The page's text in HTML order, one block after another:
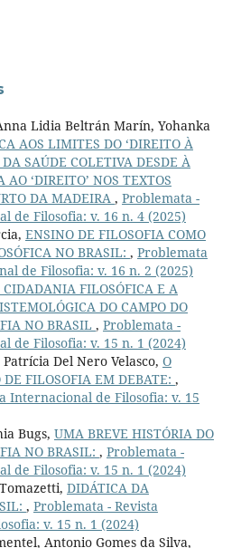
Lidia Beltrán Marín, Yohanka
AOS LIMITES DO ‘DIREITO À
SAÚDE COLETIVA DESDE À
‘DIREITO’ NOS TEXTOS
DA MADEIRA , Problemata -
de Filosofia: v. 16 n. 4 (2025)
ENSINO DE FILOSOFIA COMO
NO BRASIL: , Problemata
de Filosofia: v. 16 n. 2 (2025)
CIDADANIA FILOSÓFICA E A
DO CAMPO DO
NO BRASIL , Problemata -
de Filosofia: v. 15 n. 1 (2024)
Del Nero Velasco, O
FILOSOFIA EM DEBATE: ,
Internacional de Filosofia: v. 15
Bugs, UMA BREVE HISTÓRIA DO
NO BRASIL: , Problemata -
de Filosofia: v. 15 n. 1 (2024)
DIDÁTICA DA
, Problemata - Revista
v. 15 n. 1 (2024)
Antonio Gomes da Silva,